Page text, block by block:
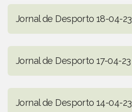
Jornal de Desporto 18-04-23
Jornal de Desporto 17-04-23
Jornal de Desporto 14-04-23